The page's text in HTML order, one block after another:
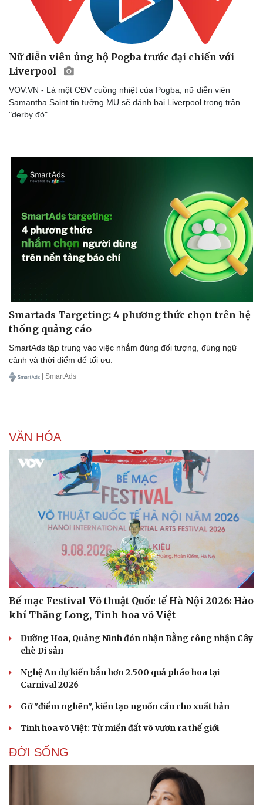
Doanh nghiệp
Thông tin doanh nghiệp
Doanh nhân
Vì cộng đồng
Công nghệ
Trải nghiệm
Chuyển đổi số
Nữ diễn viên ủng hộ Pogba trước đại chiến với
Liverpool
VOV.VN - Là một CĐV cuồng nhiệt của Pogba, nữ diễn viên
Samantha Saint tin tưởng MU sẽ đánh bại Liverpool trong trận
"derby đỏ".
Smartads Targeting: 4 phương thức chọn trên hệ
thống quảng cáo
SmartAds tập trung vào việc nhắm đúng đối tượng, đúng ngữ
cảnh và thời điểm để tối ưu.
| SmartAds
VĂN HÓA
Bế mạc Festival Võ thuật Quốc tế Hà Nội 2026: Hào
khí Thăng Long, Tinh hoa võ Việt
Đường Hoa, Quảng Ninh đón nhận Bằng công nhận Cây
chè Di sản
Nghệ An dự kiến bắn hơn 2.500 quả pháo hoa tại
Carnival 2026
Gỡ "điểm nghẽn", kiến tạo nguồn cầu cho xuất bản
Tinh hoa võ Việt: Từ miền đất võ vươn ra thế giới
ĐỜI SỐNG